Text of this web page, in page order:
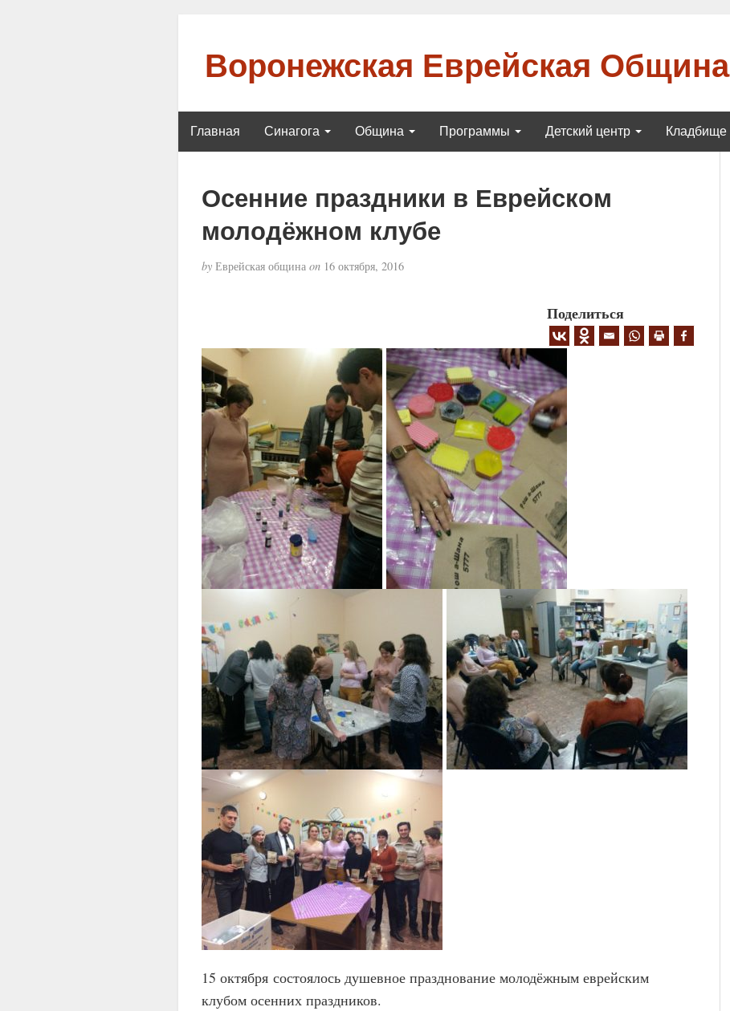
Воронежская Еврейская Община
Главная Синагога Община Программы Детский центр Кладбище
Осенние праздники в Еврейском
молодёжном клубе
byЕврейская община on16 октября, 2016
Поделиться
15 октября состоялось душевное празднование молодёжным еврейским
клубом осенних праздников.